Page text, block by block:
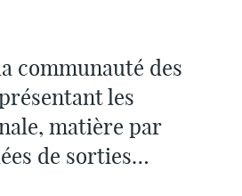
communauté des
les
matière par
de sorties…